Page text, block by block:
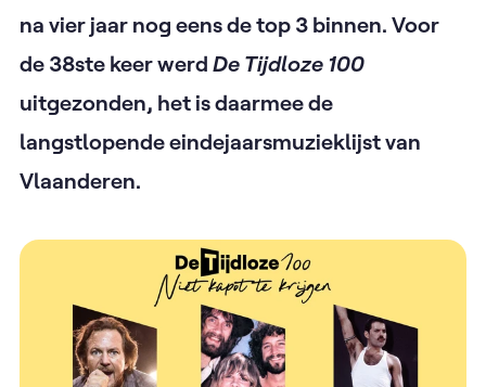
na vier jaar nog eens de top 3 binnen. Voor
de 38ste keer werd De Tijdloze 100
uitgezonden, het is daarmee de
langstlopende eindejaarsmuzieklijst van
Vlaanderen.